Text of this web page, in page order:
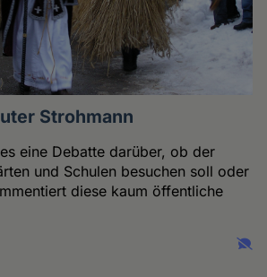
Strohmann
eine Debatte darüber, ob der
und Schulen besuchen soll oder
diese kaum öffentliche